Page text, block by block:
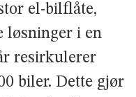
el-bilflåte,
løsninger i en
resirkulerer
biler. Dette gjør